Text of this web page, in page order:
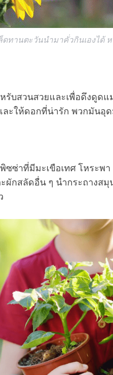
ดทานตะวันนำมาคั่วกินเองได้
รับสวนสวยและเพื่อดึงดูด
และให้ดอกที่น่ารัก พวกมัน
ซซ่าที่มีมะเขือเทศ โหระพ
ะผักสลัดอื่น ๆ นำกระถางส